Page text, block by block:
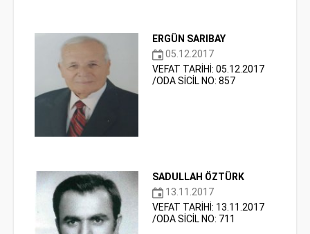
ERGÜN SARIBAY
05.12.2017
VEFAT TARİHİ: 05.12.2017
/ODA SİCİL NO: 857
SADULLAH ÖZTÜRK
13.11.2017
VEFAT TARİHİ: 13.11.2017
/ODA SİCİL NO: 711